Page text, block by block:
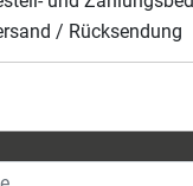
/ Rücksendung